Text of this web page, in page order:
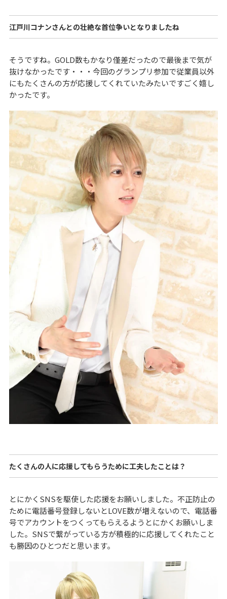
江戸川コナンさんとの壮絶な首位争いとなりましたね
そうですね。GOLD数もかなり僅差だったので最後まで気が
抜けなかったです・・・今回のグランプリ参加で従業員以外
にもたくさんの方が応援してくれていたみたいですごく嬉し
かったです。
たくさんの人に応援してもらうために工夫したことは？
とにかくSNSを駆使した応援をお願いしました。不正防止の
ために電話番号登録しないとLOVE数が増えないので、電話番
号でアカウントをつくってもらえるようとにかくお願いしま
した。SNSで繋がっている方が積極的に応援してくれたこと
も勝因のひとつだと思います。